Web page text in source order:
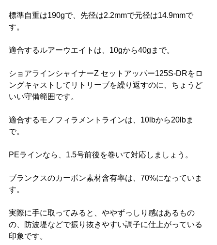
標準自重は190gで、先径は2.2mmで元径は14.9mmで
す。
適合するルアーウエイトは、10gから40gまで。
ショアラインシャイナーZ セットアッパー125S-DRをロ
ングキャストしてリトリーブを繰り返すのに、ちょうど
いい守備範囲です。
適合するモノフィラメントラインは、10lbから20lbま
で。
PEラインなら、1.5号前後を巻いて対応しましょう。
ブランクスのカーボン素材含有率は、70%になっていま
す。
実際に手に取ってみると、ややずっしり感はあるもの
の、防波堤などで振り抜きやすい調子に仕上がっている
印象です。